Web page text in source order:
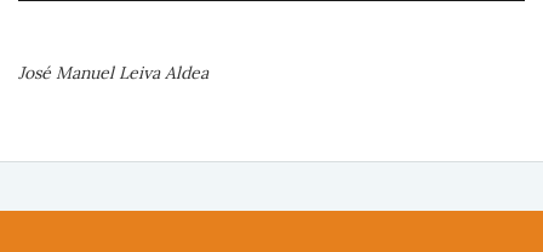
José Manuel Leiva Aldea